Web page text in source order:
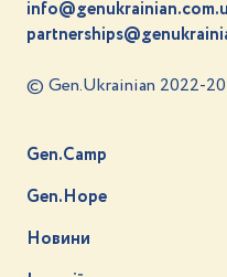
© Gen.Ukrainian 2022-
Gen.Camp
Gen.Hope
Новини